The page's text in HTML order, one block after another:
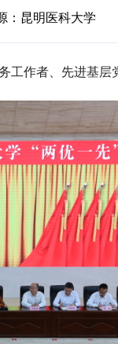
：昆明医科大学
作者、先进基层